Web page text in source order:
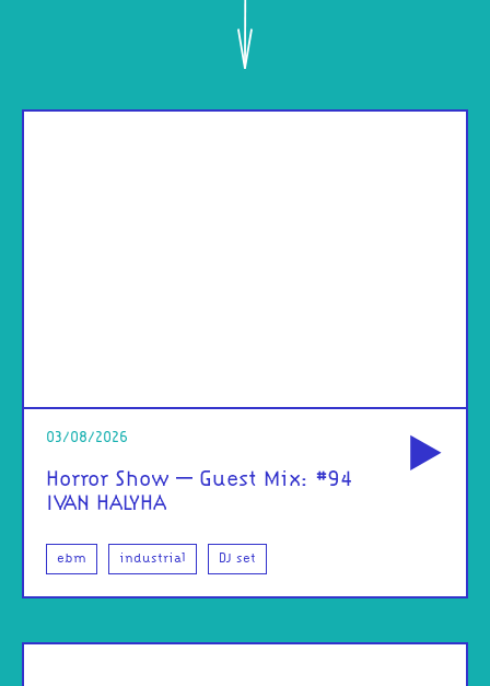
03/08/2026
Horror Show – Guest Mix: #94
IVAN HALYHA
ebm industrial DJ set